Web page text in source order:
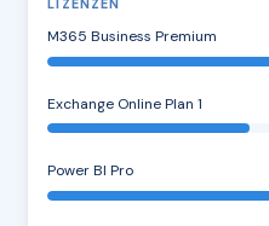
LIZENZEN
M365 Business Premium
Exchange Online Plan 1
Power BI Pro